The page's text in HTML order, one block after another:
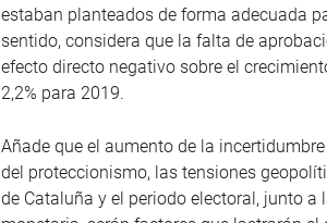
estaban planteados de forma adecuada
sentido, considera que la falta de
efecto directo negativo sobre el
2,2% para 2019.
Añade que el aumento de la
del proteccionismo, las tensiones
de Cataluña y el periodo electoral, junto